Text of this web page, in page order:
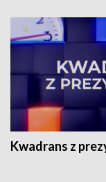
Kwadrans z